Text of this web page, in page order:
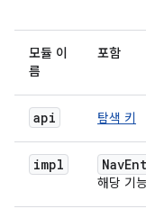
모듈 이
름
포함
api 탐색 키
impl
해당 기